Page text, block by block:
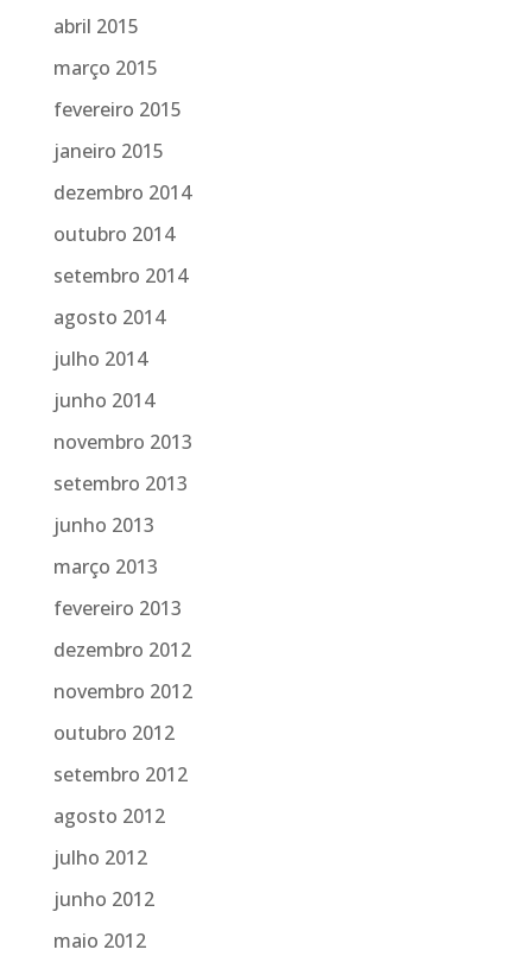
abril 2015
março 2015
fevereiro 2015
janeiro 2015
dezembro 2014
outubro 2014
setembro 2014
agosto 2014
julho 2014
junho 2014
novembro 2013
setembro 2013
junho 2013
março 2013
fevereiro 2013
dezembro 2012
novembro 2012
outubro 2012
setembro 2012
agosto 2012
julho 2012
junho 2012
maio 2012